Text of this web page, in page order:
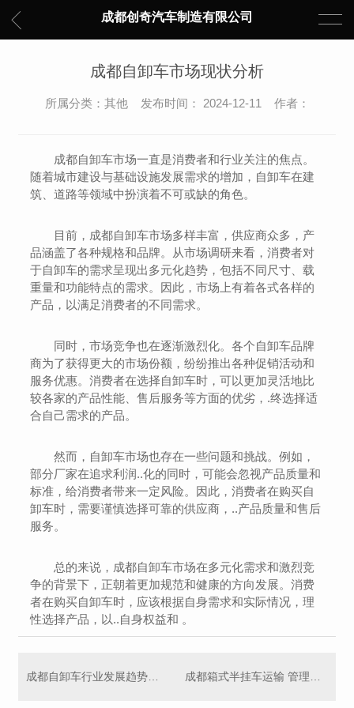
成都创奇汽车制造有限公司
成都自卸车市场现状分析
所属分类：其他 发布时间： 2024-12-11 作者：
成都自卸车市场一直是消费者和行业关注的焦点。
随着城市建设与基础设施发展需求的增加，自卸车在建
筑、道路等领域中扮演着不可或缺的角色。
目前，成都自卸车市场多样丰富，供应商众多，产
品涵盖了各种规格和品牌。从市场调研来看，消费者对
于自卸车的需求呈现出多元化趋势，包括不同尺寸、载
重量和功能特点的需求。因此，市场上有着各式各样的
产品，以满足消费者的不同需求。
同时，市场竞争也在逐渐激烈化。各个自卸车品牌
商为了获得更大的市场份额，纷纷推出各种促销活动和
服务优惠。消费者在选择自卸车时，可以更加灵活地比
较各家的产品性能、售后服务等方面的优劣，.终选择适
合自己需求的产品。
然而，自卸车市场也存在一些问题和挑战。例如，
部分厂家在追求利润..化的同时，可能会忽视产品质量和
标准，给消费者带来一定风险。因此，消费者在购买自
卸车时，需要谨慎选择可靠的供应商，..产品质量和售后
服务。
总的来说，成都自卸车市场在多元化需求和激烈竞
争的背景下，正朝着更加规范和健康的方向发展。消费
者在购买自卸车时，应该根据自身需求和实际情况，理
性选择产品，以..自身权益和 。